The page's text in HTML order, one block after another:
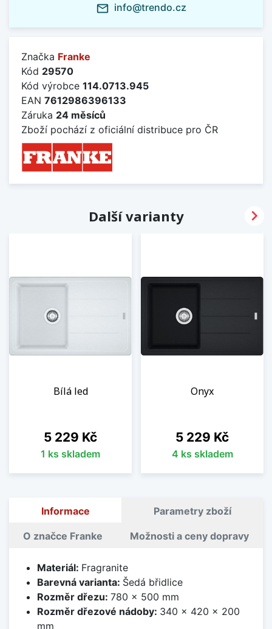
mail_outline info@trendo.cz
Značka Franke
Kód 29570
Kód výrobce 114.0713.945
EAN 7612986396133
Záruka 24 měsíců
Zboží pochází z oficiální distribuce pro ČR
Další varianty
Bílá led
Cena
5 229 Kč
1 ks skladem
Onyx
Cena
5 229 Kč
4 ks skladem

Informace Parametry zboží
O značce Franke Možnosti a ceny dopravy
Materiál: Fragranite
Barevná varianta: Šedá břidlice
Rozměr dřezu: 780 x 500 mm
Rozměr dřezové nádoby: 340 x 420 x 200
mm